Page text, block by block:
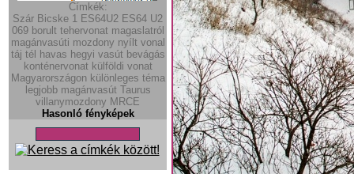
Címkék:
Szár Bicske 1 ES64U2 ES64 U2
069 borult tehervonat magaslatról
magánvasúti mozdony nyílt vonal
táj tél havas hegyi vasút bevágás
konténervonat külföldi vonat
Magyarországon különleges téma
legjobb magánvasút Taurus
villanymozdony MRCE
Hasonló fényképek